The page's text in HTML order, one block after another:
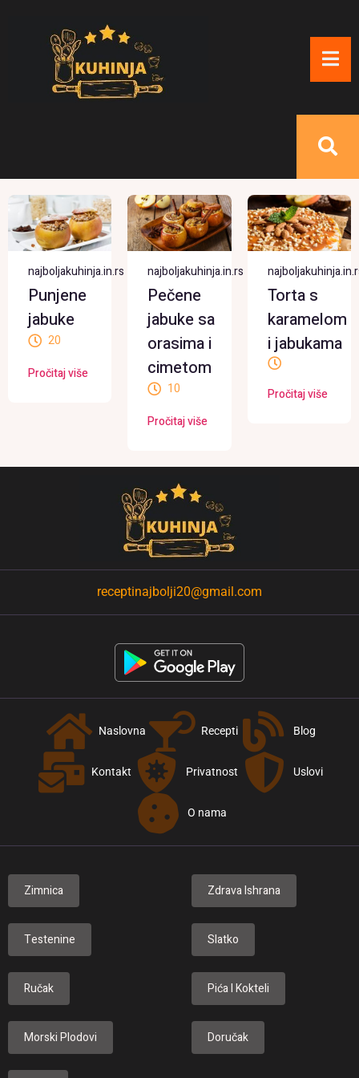
najboljakuhinja.in.rs
Punjene
jabuke
20
Pročitaj više
najboljakuhinja.in.rs
Pečene
jabuke sa
orasima i
cimetom
10
Pročitaj više
Torta s
karamelom
i jabukama
Pročitaj više
receptinajbolji20@gmail.com
Naslovna Recepti Blog
Kontakt Privatnost Uslovi
O nama
Zimnica Zdrava Ishrana
Testenine Slatko
Ručak Pića I Kokteli
Morski Plodovi Doručak